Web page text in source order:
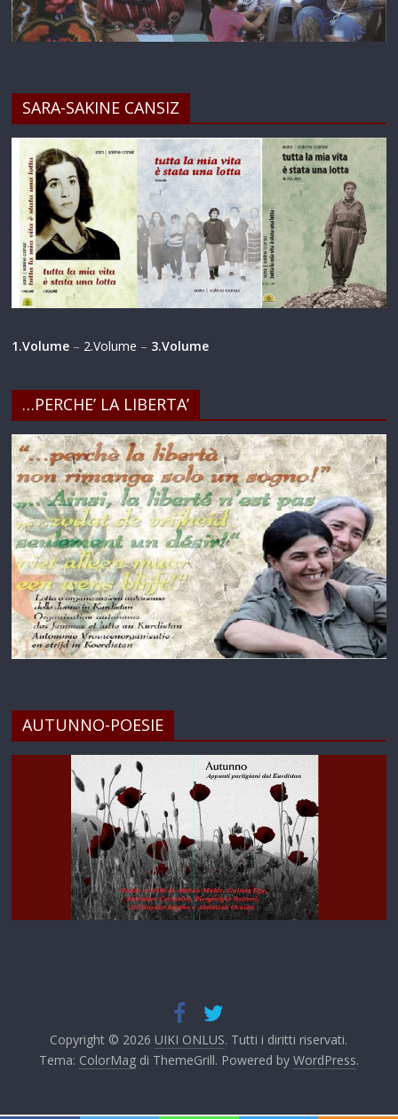
SARA-SAKINE CANSIZ
1.Volume – 2.Volume – 3.Volume
…PERCHE’ LA LIBERTA’
AUTUNNO-POESIE
Copyright © 2026 UIKI ONLUS. Tutti i diritti riservati.
Tema: ColorMagdi ThemeGrill. Powered by WordPress.